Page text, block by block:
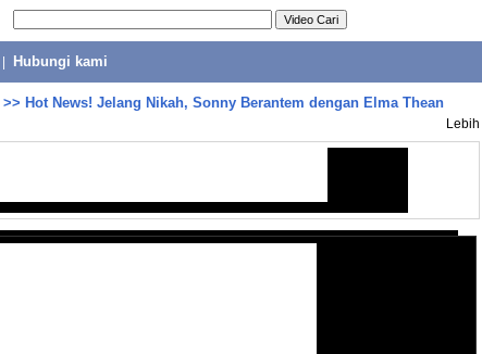
Hubungi kami
>> Hot News! Jelang Nikah, Sonny Berantem dengan Elma Thean
Lebih